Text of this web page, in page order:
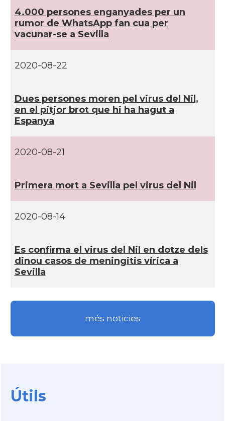
4.000 persones enganyades per un
rumor de WhatsApp fan cua per
vacunar-se a Sevilla
2020-08-22
Dues persones moren pel virus del Nil,
en el pitjor brot que hi ha hagut a
Espanya
2020-08-21
Primera mort a Sevilla pel virus del Nil
2020-08-14
Es confirma el virus del Nil en dotze dels
dinou casos de meningitis ví­rica a
Sevilla
més noticies
Útils